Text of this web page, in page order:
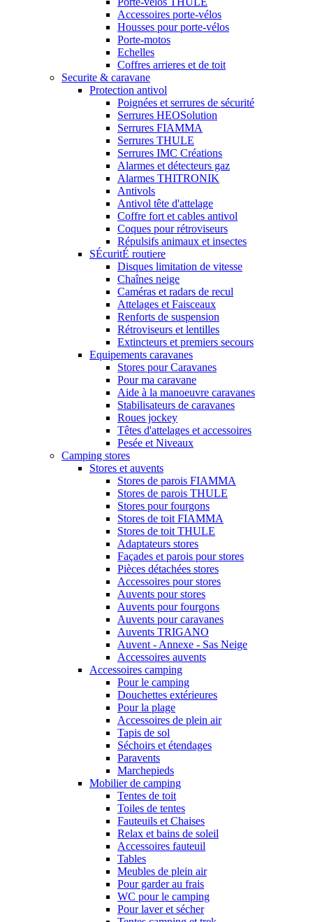
Accessoires porte-vélos
Housses pour porte-vélos
Porte-motos
Echelles
Coffres arrieres et de toit
Securite & caravane
Protection antivol
Poignées et serrures de sécurité
Serrures HEOSolution
Serrures FIAMMA
Serrures THULE
Serrures IMC Créations
Alarmes et détecteurs gaz
Alarmes THITRONIK
Antivols
Antivol tête d'attelage
Coffre fort et cables antivol
Coques pour rétroviseurs
Répulsifs animaux et insectes
SÉcuritÉ routiere
Disques limitation de vitesse
Chaînes neige
Caméras et radars de recul
Attelages et Faisceaux
Renforts de suspension
Rétroviseurs et lentilles
Extincteurs et premiers secours
Equipements caravanes
Stores pour Caravanes
Pour ma caravane
Aide à la manoeuvre caravanes
Stabilisateurs de caravanes
Roues jockey
Têtes d'attelages et accessoires
Pesée et Niveaux
Camping stores
Stores et auvents
Stores de parois FIAMMA
Stores de parois THULE
Stores pour fourgons
Stores de toit FIAMMA
Stores de toit THULE
Adaptateurs stores
Façades et parois pour stores
Pièces détachées stores
Accessoires pour stores
Auvents pour stores
Auvents pour fourgons
Auvents pour caravanes
Auvents TRIGANO
Auvent - Annexe - Sas Neige
Accessoires auvents
Accessoires camping
Pour le camping
Douchettes extérieures
Pour la plage
Accessoires de plein air
Tapis de sol
Séchoirs et étendages
Paravents
Marchepieds
Mobilier de camping
Tentes de toit
Toiles de tentes
Fauteuils et Chaises
Relax et bains de soleil
Accessoires fauteuil
Tables
Meubles de plein air
Pour garder au frais
WC pour le camping
Pour laver et sécher